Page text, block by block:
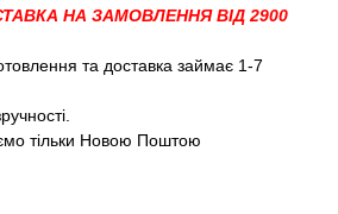
НА ЗАМОВЛЕННЯ ВІД 2900
та доставка займає 1-7
тільки Новою Поштою